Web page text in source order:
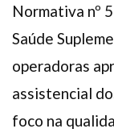
Normativa nº
Saúde
operadoras
assistencial
foco na